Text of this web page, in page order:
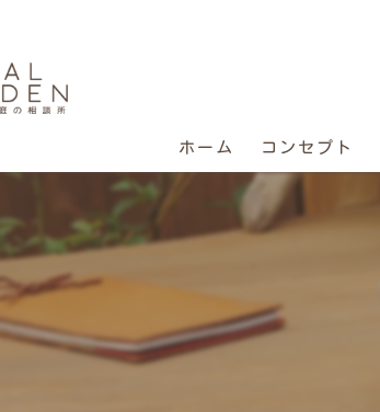
ホーム コンセプト